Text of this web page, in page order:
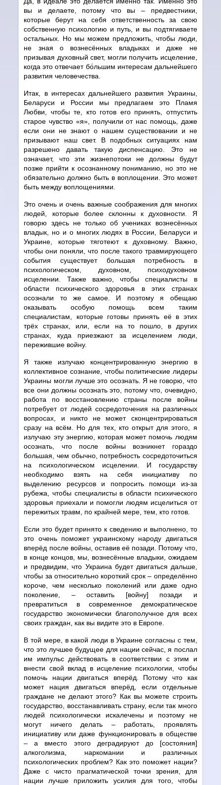
вы и делаете, потому что вы – предвестники,
которые берут на себя ответственность за свою
собственную психологию и путь, и вы подтягиваете
остальных. Но мы можем предложить, чтобы люди,
не зная о вознесённых владыках и даже не
призывая духовный свет, могли получить исцеление,
когда это отвечает бо́льшим интересам дальнейшего
развития человечества.
Итак, в интересах дальнейшего развития Украины,
Беларуси и России мы предлагаем это Пламя
Любви, чтобы те, кто готов его принять, отпустить
старое чувство «я», получили от нас помощь, даже
если они не знают о нашем существовании и не
призывают наш свет. В подобных ситуациях нам
разрешено давать такую диспенсацию. Это не
означает, что эти жизнепотоки не должны будут
позже прийти к осознанному пониманию, но это не
обязательно должно быть в воплощении. Это может
быть между воплощениями.
Это очень и очень важные соображения для многих
людей, которые более склонны к духовности. Я
говорю здесь не только об учениках вознесённых
владык, но и о многих людях в России, Беларуси и
Украине, которые тяготеют к духовному. Важно,
чтобы они поняли, что после такого травмирующего
события существует большая потребность в
психологическом, духовном, психодуховном
исцелении. Также важно, чтобы специалисты в
области психического здоровья в этих странах
осознали то же самое. И поэтому я обещаю
оказывать особую помощь всем таким
специалистам, которые готовы принять её в этих
трёх странах, или, если на то пошло, в других
странах, куда приезжают за исцелением люди,
пережившие войну.
Я также излучаю концентрированную энергию в
коллективное сознание, чтобы политические лидеры
Украины могли лучше это осознать. Я не говорю, что
все они должны осознать это, потому что, очевидно,
работа по восстановлению страны после войны
потребует от людей сосредоточения на различных
вопросах, и никто не может сконцентрироваться
сразу на всём. Но для тех, кто открыт для этого, я
излучаю эту энергию, которая может помочь людям
осознать, что после войны возникнет гораздо
большая, чем обычно, потребность сосредоточиться
на психологическом исцелении. И государству
необходимо взять на себя инициативу по
выделению ресурсов и попросить помощи из-за
рубежа, чтобы специалисты в области психического
здоровья приехали и помогли людям исцелиться от
пережитых травм, по крайней мере, тем, кто готов.
Если это будет принято к сведению и выполнено, то
это очень поможет украинскому народу двигаться
вперёд после войны, оставив её позади. Потому что,
в конце концов, мы, вознесённые владыки, ожидаем
и предвидим, что Украина будет двигаться дальше,
чтобы за относительно короткий срок – определённо
короче, чем несколько поколений или даже одно
поколение, – оставить [войну] позади и
превратиться в современное демократическое
государство экономически благополучное для всех
своих граждан, как вы видите это в Европе.
В той мере, в какой люди в Украине согласны с тем,
что это лучшее будущее для нации сейчас, я послал
им импульс действовать в соответствии с этим и
внести свой вклад в исцеление психологии, чтобы
помочь нации двигаться вперёд. Потому что как
может нация двигаться вперёд, если отдельные
граждане не делают этого? Как вы можете строить
государство, восстанавливать страну, если так много
людей психологически искалечены и поэтому не
могут ничего делать – работать, проявлять
инициативу или даже функционировать в обществе
– а вместо этого деградируют до [состояния]
алкоголизма, наркомании и различных
психологических проблем? Как это поможет нации?
Даже с чисто прагматической точки зрения, для
нации лучше приложить усилия для того, чтобы